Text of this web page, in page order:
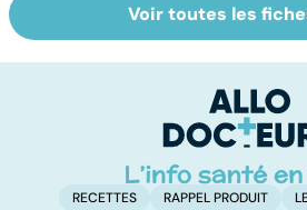
Alimentation :
mangeons-nous
Les
Voir toutes les
RECETTES RAPPEL PRODUIT